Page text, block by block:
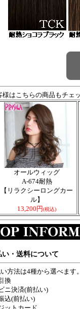
様はこちらの商品もチェ
オールウィッグ
A-674耐熱
【リラクシーロングカー
ル】
13,200円(税込)
い・送料について
方法は4種から選べます
換
ニ決済(前払い)
込(前払い)